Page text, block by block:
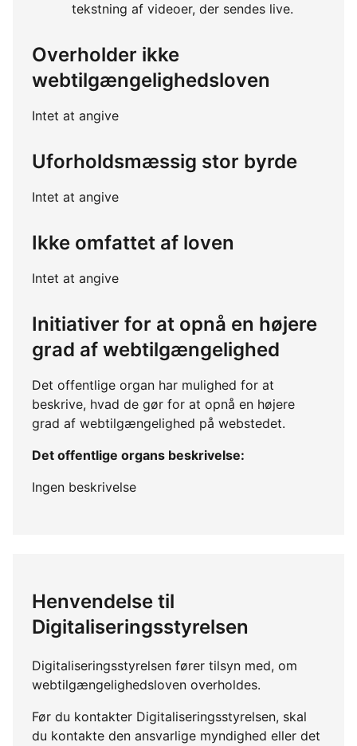
tekstning af videoer, der sendes live.
Overholder ikke
webtilgængelighedsloven
Intet at angive
Uforholdsmæssig stor byrde
Intet at angive
Ikke omfattet af loven
Intet at angive
Initiativer for at opnå en højere
grad af webtilgængelighed
Det offentlige organ har mulighed for at
beskrive, hvad de gør for at opnå en højere
grad af webtilgængelighed på webstedet.
Det offentlige organs beskrivelse:
Ingen beskrivelse
Henvendelse til
Digitaliseringsstyrelsen
Digitaliseringsstyrelsen fører tilsyn med, om
webtilgængelighedsloven overholdes.
Før du kontakter Digitaliseringsstyrelsen, skal
du kontakte den ansvarlige myndighed eller det